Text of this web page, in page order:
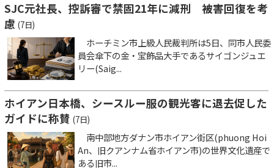
SJC元社長、控訴審で禁固21年に減刑 被害回復を考
慮 (7日)
ホーチミン市上級人民裁判所は5日、同市人民委
員会傘下の金・宝飾品大手であるサイゴンジュエ
リー(Saig...
ホイアン日本橋、シースルー服の観光客に退去促した
ガイドに称賛 (7日)
南中部地方ダナン市ホイアン街区(phuong Hoi
An、旧クアンナム省ホイアン市)の世界文化遺産で
ある旧市...